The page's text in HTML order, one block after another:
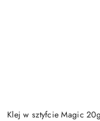
Klej w sztyfcie Magic